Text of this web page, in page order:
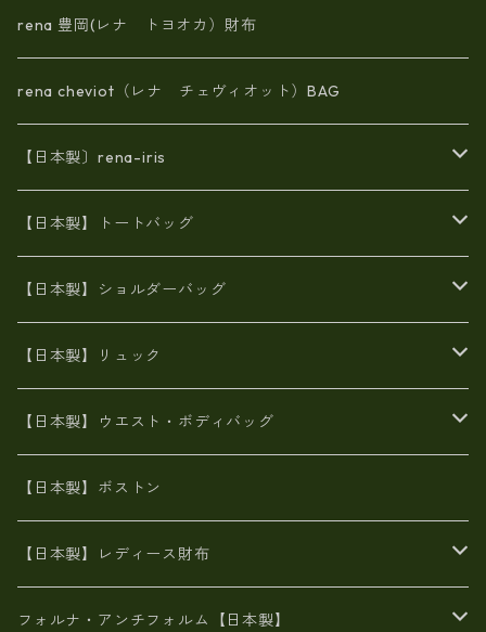
rena 豊岡(レナ トヨオカ）財布
rena cheviot（レナ チェヴィオット）BAG
【日本製〕rena-iris
エナメル（パテント）レザー
牛革製品トート・ショルダー
牛革製品リュック
【日本製】トートバッグ
火山灰染めバッグ
8号帆布
豊岡製
ヌメ革バッグ
Ａ3サイズ
オイルレザー
エナメル
がま口
リネン
メタリック
スエード
【日本製】ショルダーバッグ
漂流ロープバッグ
6号蝋引き帆布
火山灰染めバッグ
8号帆布
財布ポシェット
牛革
メタリック
オイルレザー
６号蝋引き帆布
【日本製】リュック
帆布
豊岡
豊岡製
牛革
日本製
【日本製】ウエスト・ボディバッグ
帆布
【日本製】ボストン
【日本製】レディース財布
二つ折り財布
フォルナ・アンチフォルム【日本製】